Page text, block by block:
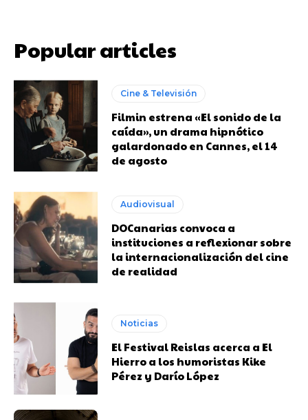
Popular articles
Cine & Televisión
Filmin estrena «El sonido de la
caída», un drama hipnótico
galardonado en Cannes, el 14
de agosto
Audiovisual
DOCanarias convoca a
instituciones a reflexionar sobre
la internacionalización del cine
de realidad
Noticias
El Festival Reislas acerca a El
Hierro a los humoristas Kike
Pérez y Darío López